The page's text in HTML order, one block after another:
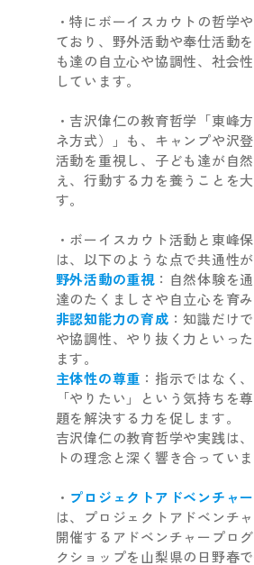
・特にボーイスカウトの哲学
ており、野外活動や奉仕活動
も達の自立心や協調性、社会
しています。
・吉沢偉仁の教育哲学「東峰
ネ方式）」も、キャンプや沢
活動を重視し、子ども達が自
え、行動する力を養うことを
す。
・ボーイスカウト活動と東峰
は、以下のような点で共通性が
野外活動の重視：自然体験を
達のたくましさや自立心を育み
非認知能力の育成 ：知識だけ
や協調性、やり抜く力といっ
ます。
主体性の尊重 ：指示ではなく
「やりたい」という気持ちを
題を解決する力を促します。
吉沢偉仁の教育哲学や実践は
トの理念と深く響き合っていま
・ プロジェクトアドベンチャー
は、プロジェクトアドベンチ
開催するアドベンチャープロ
クショップを山梨県の日野春